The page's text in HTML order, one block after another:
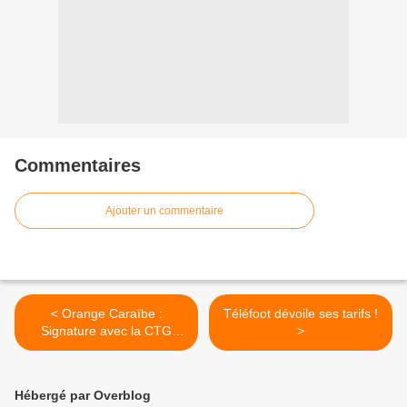
Commentaires
Ajouter un commentaire
< Orange Caraïbe :
Signature avec la CTG
d’une convention de Fonds
Téléfoot dévoile ses tarifs !
>
Hébergé par Overblog